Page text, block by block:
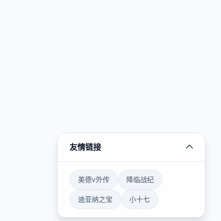
友情链接
美德v外传 降临战纪
迪亚纳之宝 小十七